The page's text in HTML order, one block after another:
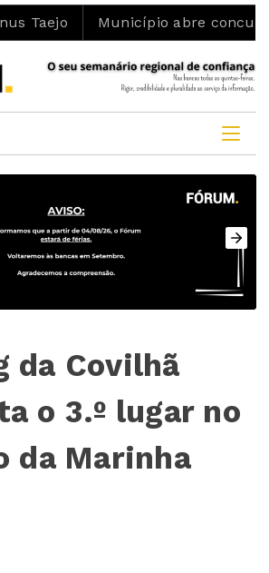
Município abre concurso para
da Covilhã
o 3.º lugar no
da Marinha